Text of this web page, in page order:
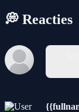
💭 Reacties